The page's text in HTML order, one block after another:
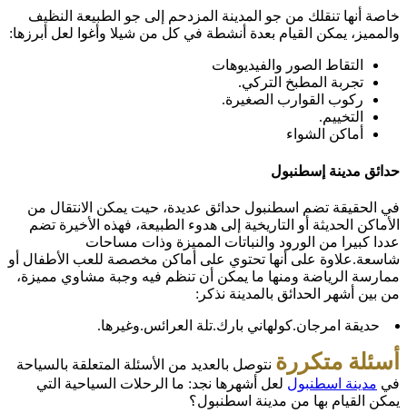
خاصة أنها تنقلك من جو المدينة المزدحم إلى جو الطبيعة النظيف
والمميز، يمكن القيام بعدة أنشطة في كل من شيلا وأغوا لعل أبرزها:
التقاط الصور والفيديوهات
تجربة المطبخ التركي.
ركوب القوارب الصغيرة.
التخييم.
أماكن الشواء
حدائق مدينة إسطنبول
في الحقيقة تضم اسطنبول حدائق عديدة، حيت يمكن الانتقال من
الأماكن الحديثة أو التاريخية إلى هدوء الطبيعة، فهذه الأخيرة تضم
عددا كبيرا من الورود والنباتات المميزة وذات مساحات
شاسعة.علاوة على أنها تحتوي على أماكن مخصصة للعب الأطفال أو
ممارسة الرياضة ومنها ما يمكن أن تنظم فيه وجبة مشاوي مميزة،
من بين أشهر الحدائق بالمدينة نذكر:
حديقة امرجان.كولهاني بارك.تلة العرائس.وغيرها.
أسئلة متكررة نتوصل بالعديد من الأسئلة المتعلقة بالسياحة
في مدينة اسطنبول لعل أشهرها نجد: ما الرحلات السياحية التي
يمكن القيام بها من مدينة اسطنبول؟